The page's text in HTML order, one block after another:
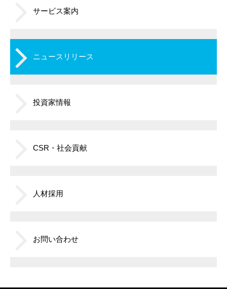
サービス案内
ニュースリリース
投資家情報
CSR・社会貢献
人材採用
お問い合わせ